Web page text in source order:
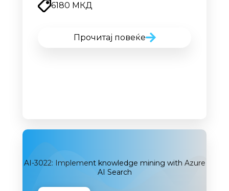
6180 МКД
Прочитај повеќе
AI-3022: Implement knowledge mining with Azure
AI Search